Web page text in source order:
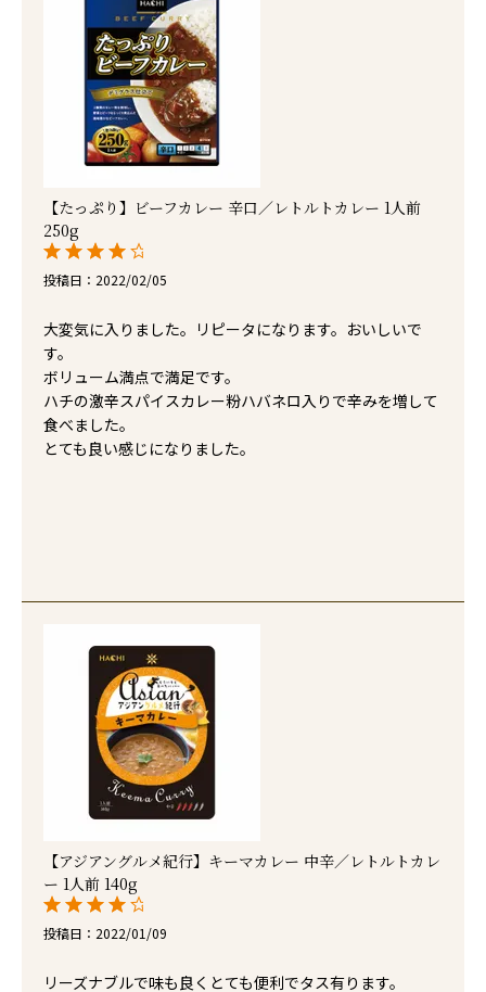
【たっぷり】ビーフカレー 辛口／レトルトカレー 1人前
250g
投稿日 2022/02/05
大変気に入りました。リピータになります。おいしいで
す。
ボリューム満点で満足です。
ハチの激辛スパイスカレー粉ハバネロ入りで辛みを増して
食べました。
とても良い感じになりました。
【アジアングルメ紀行】キーマカレー 中辛／レトルトカレ
ー 1人前 140g
投稿日 2022/01/09
リーズナブルで味も良くとても便利でタス有ります。